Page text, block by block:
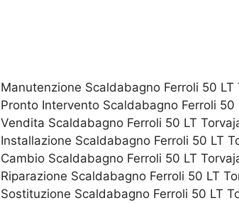
Manutenzione Scaldabagno Ferroli 50 LT
Pronto Intervento Scaldabagno Ferroli 50
Vendita Scaldabagno Ferroli 50 LT
Installazione Scaldabagno Ferroli 50 LT
Cambio Scaldabagno Ferroli 50 LT
Riparazione Scaldabagno Ferroli 50 LT
Sostituzione Scaldabagno Ferroli 50 LT